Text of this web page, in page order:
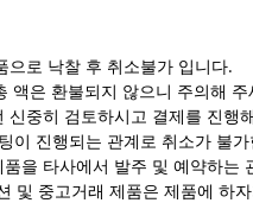
으로 낙찰 후 취소불가 입니다.
액은 환불되지 않으니 주의해 주
신중히 검토하시고 결제를 진행
이 진행되는 관계로 취소가 불
을 타사에서 발주 및 예약하는
및 중고거래 제품은 제품에 하